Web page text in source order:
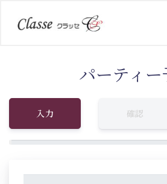
パーティ
入力 確認